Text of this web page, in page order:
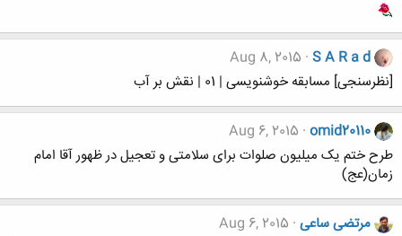
S A R a d
Aug 8, 2015
[نظرسنجی] مسابقه خوشنویسی | 01 | نقش بر آب
omid20110
Aug 6, 2015
طرح ختم یک میلیون صلوات برای سلامتی و تعجیل در ظهور آقا امام
زمان(عج)
مرتضی ساعی Aug 6, 2015